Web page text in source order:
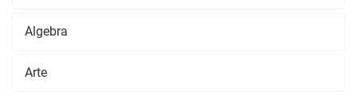
Algebra
Arte